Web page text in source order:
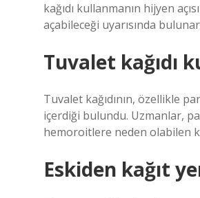
kağıdı kullanmanın hijyen
açabileceği uyarısında
Tuvalet kağıdı
Tuvalet kağıdının, özellikle
içerdiği bulundu. Uzmanlar,
hemoroitlere neden olabilen
Eskiden kağıt